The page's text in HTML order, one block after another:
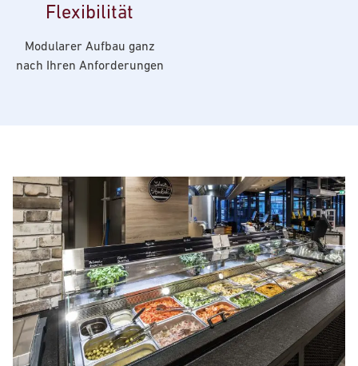
Flexibilität
Modularer Aufbau ganz
nach Ihren Anforderungen